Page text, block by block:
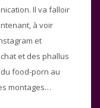
Il va falloir
à voir
et
et des phallus
food-porn au
montages…